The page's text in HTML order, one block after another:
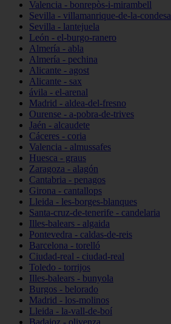
Valencia - bonrepòs-i-mirambell
Sevilla - villamanrique-de-la-condesa
Sevilla - lantejuela
León - el-burgo-ranero
Almería - abla
Almería - pechina
Alicante - agost
Alicante - sax
ávila - el-arenal
Madrid - aldea-del-fresno
Ourense - a-pobra-de-trives
Jaén - alcaudete
Cáceres - coria
Valencia - almussafes
Huesca - graus
Zaragoza - alagón
Cantabria - penagos
Girona - cantallops
Lleida - les-borges-blanques
Santa-cruz-de-tenerife - candelaria
Illes-balears - algaida
Pontevedra - caldas-de-reis
Barcelona - torelló
Ciudad-real - ciudad-real
Toledo - torrijos
Illes-balears - bunyola
Burgos - belorado
Madrid - los-molinos
Lleida - la-vall-de-boí
Badajoz - olivenza